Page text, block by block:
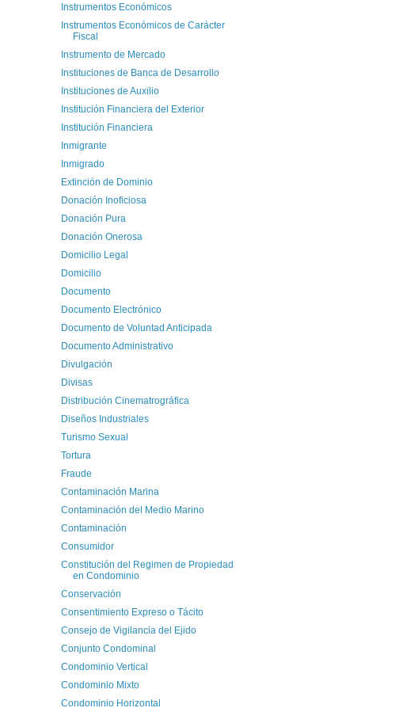
Instrumentos Económicos
Instrumentos Económicos de Carácter
Fiscal
Instrumento de Mercado
Instituciones de Banca de Desarrollo
Instituciones de Auxilio
Institución Financiera del Exterior
Institución Financiera
Inmigrante
Inmigrado
Extinción de Dominio
Donación Inoficiosa
Donación Pura
Donación Onerosa
Domicilio Legal
Domicilio
Documento
Documento Electrónico
Documento de Voluntad Anticipada
Documento Administrativo
Divulgación
Divisas
Distribución Cinematrográfica
Diseños Industriales
Turismo Sexual
Tortura
Fraude
Contaminación Marina
Contaminación del Medio Marino
Contaminación
Consumidor
Constitución del Regimen de Propiedad
en Condominio
Conservación
Consentimiento Expreso o Tácito
Consejo de Vigilancia del Ejido
Conjunto Condominal
Condominio Vertical
Condominio Mixto
Condominio Horizontal